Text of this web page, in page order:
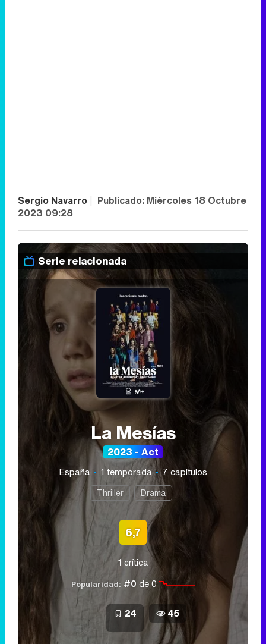
Sergio Navarro | Publicado: Miércoles 18 Octubre
2023 09:28
Serie relacionada
La Mesías
2023 - Act
España 1 temporada 7 capítulos
Thriller Drama
6,7
1crítica
Popularidad: #0 de 0
24 45